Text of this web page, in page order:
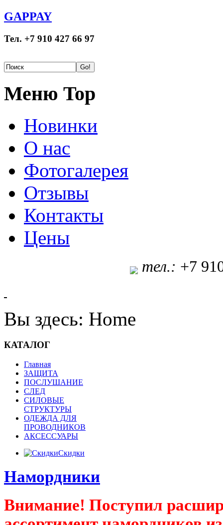
GAPPAY
Тел. +7 910 427 66 97
Меню Top
Новинки
О нас
Фотогалерея
Отзывы
Контакты
Цены
тел.: +7
Вы здесь: Home
КАТАЛОГ
Главная
ЗАЩИТА
ПОСЛУШАНИЕ
СЛЕД
СИЛОВЫЕ
СТРУКТУРЫ
ОДЕЖДА ДЛЯ
ПРОВОДНИКОВ
АКСЕССУАРЫ
Скидки
Намордники
Внимание! Поступил